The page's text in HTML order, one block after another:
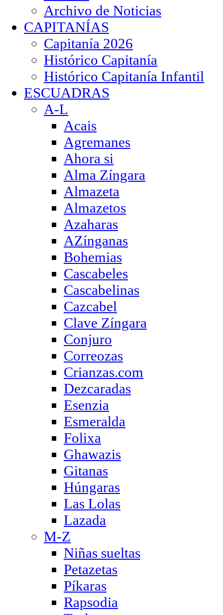
Archivo de Noticias
CAPITANÍAS
Capitanía 2026
Histórico Capitanía
Histórico Capitanía Infantil
ESCUADRAS
A-L
Acais
Agremanes
Ahora si
Alma Zíngara
Almazeta
Almazetos
Azaharas
AZínganas
Bohemias
Cascabeles
Cascabelinas
Cazcabel
Clave Zíngara
Conjuro
Correozas
Crianzas.com
Dezcaradas
Esenzia
Esmeralda
Folixa
Ghawazis
Gitanas
Húngaras
Las Lolas
Lazada
M-Z
Niñas sueltas
Petazetas
Píkaras
Rapsodia